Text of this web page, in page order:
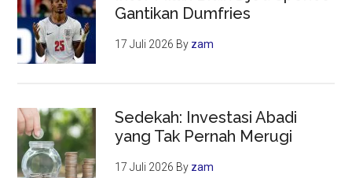
Gantikan Dumfries
17 Juli 2026 By zam
Sedekah: Investasi Abadi
yang Tak Pernah Merugi
17 Juli 2026 By zam